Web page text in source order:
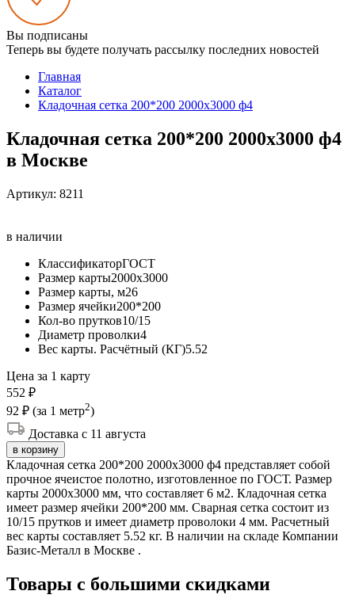
Вы подписаны
Теперь вы будете получать рассылку последних новостей
Главная
Каталог
Кладочная сетка 200*200 2000х3000 ф4
Кладочная сетка 200*200 2000х3000 ф4
в Москве
Артикул: 8211
в наличии
КлассификаторГОСТ
Размер карты2000х3000
Размер карты, м26
Размер ячейки200*200
Кол-во прутков10/15
Диаметр проволки4
Вес карты. Расчётный (КГ)5.52
Цена за 1 карту
552 ₽
92 ₽ (за 1 метр2)
Доставка с 11 августа
в корзину
Кладочная сетка 200*200 2000х3000 ф4 представляет собой
прочное ячеистое полотно, изготовленное по ГОСТ. Размер
карты 2000х3000 мм, что составляет 6 м2. Кладочная сетка
имеет размер ячейки 200*200 мм. Сварная сетка состоит из
10/15 прутков и имеет диаметр проволоки 4 мм. Расчетный
вес карты составляет 5.52 кг. В наличии на складе Компании
Базис-Металл в Москве .
Товары с большими скидками